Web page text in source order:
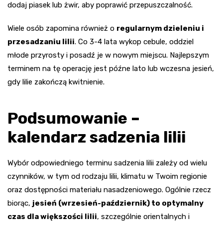
dodaj piasek lub żwir, aby poprawić przepuszczalność.
Wiele osób zapomina również o regularnym dzieleniu i
przesadzaniu lilii. Co 3-4 lata wykop cebule, oddziel
młode przyrosty i posadź je w nowym miejscu. Najlepszym
terminem na tę operację jest późne lato lub wczesna jesień,
gdy lilie zakończą kwitnienie.
Podsumowanie –
kalendarz sadzenia lilii
Wybór odpowiedniego terminu sadzenia lilii zależy od wielu
czynników, w tym od rodzaju lilii, klimatu w Twoim regionie
oraz dostępności materiału nasadzeniowego. Ogólnie rzecz
biorąc, jesień (wrzesień-październik) to optymalny
czas dla większości lilii, szczególnie orientalnych i